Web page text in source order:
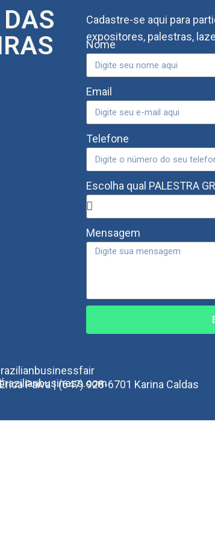
Cadastre-se aqui para
expositores, palestras,
Nome
Email
Telefone
Escolha qual PALESTRA
Mensagem
Paiva | (647) 928-6701 Karina Caldas